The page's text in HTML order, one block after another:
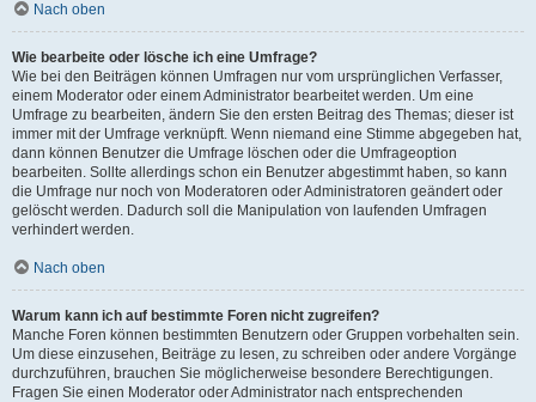
Nach oben
Wie bearbeite oder lösche ich eine Umfrage?
Wie bei den Beiträgen können Umfragen nur vom ursprünglichen Verfasser,
einem Moderator oder einem Administrator bearbeitet werden. Um eine
Umfrage zu bearbeiten, ändern Sie den ersten Beitrag des Themas; dieser ist
immer mit der Umfrage verknüpft. Wenn niemand eine Stimme abgegeben hat,
dann können Benutzer die Umfrage löschen oder die Umfrageoption
bearbeiten. Sollte allerdings schon ein Benutzer abgestimmt haben, so kann
die Umfrage nur noch von Moderatoren oder Administratoren geändert oder
gelöscht werden. Dadurch soll die Manipulation von laufenden Umfragen
verhindert werden.
Nach oben
Warum kann ich auf bestimmte Foren nicht zugreifen?
Manche Foren können bestimmten Benutzern oder Gruppen vorbehalten sein.
Um diese einzusehen, Beiträge zu lesen, zu schreiben oder andere Vorgänge
durchzuführen, brauchen Sie möglicherweise besondere Berechtigungen.
Fragen Sie einen Moderator oder Administrator nach entsprechenden